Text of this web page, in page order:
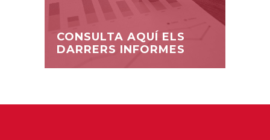
CONSULTA AQUÍ ELS
DARRERS INFORMES